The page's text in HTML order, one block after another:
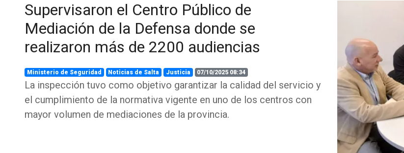
Supervisaron el Centro Público de
Mediación de la Defensa donde se
realizaron más de 2200 audiencias
Ministerio de Seguridad Noticias de Salta Justicia 07/10/2025 08:34
La inspección tuvo como objetivo garantizar la calidad del servicio y
el cumplimiento de la normativa vigente en uno de los centros con
mayor volumen de mediaciones de la provincia.